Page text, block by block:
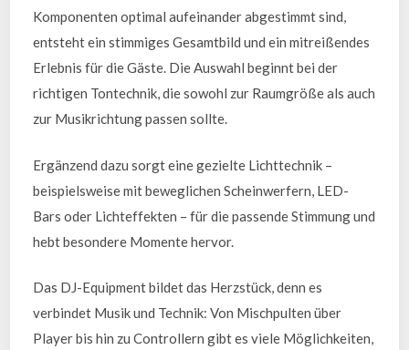
Komponenten optimal aufeinander abgestimmt sind,
entsteht ein stimmiges Gesamtbild und ein mitreißendes
Erlebnis für die Gäste. Die Auswahl beginnt bei der
richtigen Tontechnik, die sowohl zur Raumgröße als auch
zur Musikrichtung passen sollte.
Ergänzend dazu sorgt eine gezielte Lichttechnik –
beispielsweise mit beweglichen Scheinwerfern, LED-
Bars oder Lichteffekten – für die passende Stimmung und
hebt besondere Momente hervor.
Das DJ-Equipment bildet das Herzstück, denn es
verbindet Musik und Technik: Von Mischpulten über
Player bis hin zu Controllern gibt es viele Möglichkeiten,